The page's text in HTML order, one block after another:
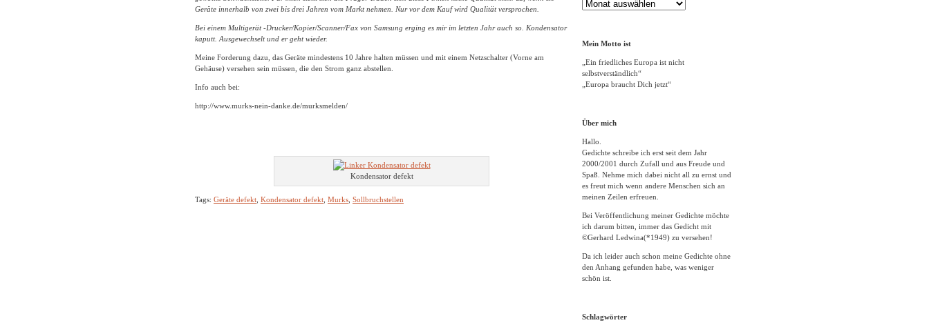
Geräte innerhalb von zwei bis drei Jahren vom Markt nehmen. Nur vor dem Kauf wird Qualität versprochen.
Bei einem Multigerät -Drucker/Kopier/Scanner/Fax von Samsung erging es mir im letzten Jahr auch so. Kondensator
kaputt. Ausgewechselt und er geht wieder.
Meine Forderung dazu, das Geräte mindestens 10 Jahre halten müssen und mit einem Netzschalter (Vorne am
Gehäuse) versehen sein müssen, die den Strom ganz abstellen.
Info auch bei:
http://www.murks-nein-danke.de/murksmelden/
Kondensator defekt
Tags: Geräte defekt Kondensator defekt Murks Sollbruchstellen
Gedichte
Archiv
Mein Motto ist
„Ein friedliches Europa ist nicht
selbstverständlich“
„Europa braucht Dich jetzt“
Über mich
Hallo.
Gedichte schreibe ich erst seit dem Jahr
2000/2001 durch Zufall und aus Freude und
Spaß. Nehme mich dabei nicht all zu ernst und
es freut mich wenn andere Menschen sich an
meinen Zeilen erfreuen.
Bei Veröffentlichung meiner Gedichte möchte
ich darum bitten, immer das Gedicht mit
©Gerhard Ledwina(*1949) zu versehen!
Da ich leider auch schon meine Gedichte ohne
den Anhang gefunden habe, was weniger
schön ist.
Schlagwörter